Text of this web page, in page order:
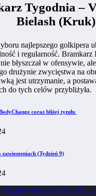
Tygodnia –
Bielash (Kruk)
najlepszego golkipera
i regularność. Bramkarz
błyszczał w ofensywie,
drużynie zwycięstwa na
jest utrzymanie, a
do tych celów przybliżyła.
coraz bliżej tytułu
(Tydzień 9)